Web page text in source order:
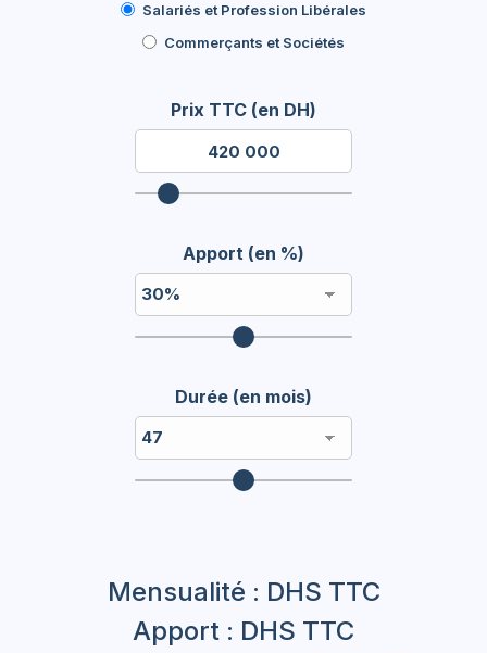
Salariés et Profession Libérales
Commerçants et Sociétés
Prix TTC (en DH)
Apport (en %)
Durée (en mois)
Mensualité : DHS TTC
Apport : DHS TTC